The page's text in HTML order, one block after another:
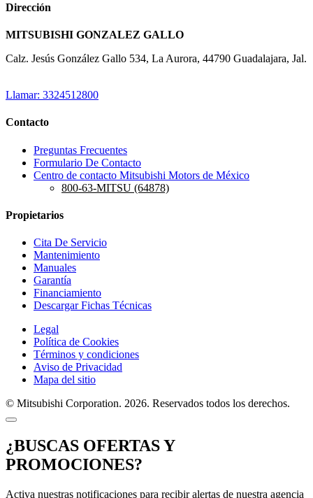
Dirección
MITSUBISHI GONZALEZ GALLO
Calz. Jesús González Gallo 534, La Aurora, 44790 Guadalajara, Jal.
Llamar: 3324512800
Contacto
Preguntas Frecuentes
Formulario De Contacto
Centro de contacto Mitsubishi Motors de México
800-63-MITSU (64878)
Propietarios
Cita De Servicio
Mantenimiento
Manuales
Garantía
Financiamiento
Descargar Fichas Técnicas
Legal
Política de Cookies
Términos y condiciones
Aviso de Privacidad
Mapa del sitio
© Mitsubishi Corporation. 2026. Reservados todos los derechos.
¿BUSCAS OFERTAS Y
PROMOCIONES?
Activa nuestras notificaciones para recibir alertas de nuestra agencia